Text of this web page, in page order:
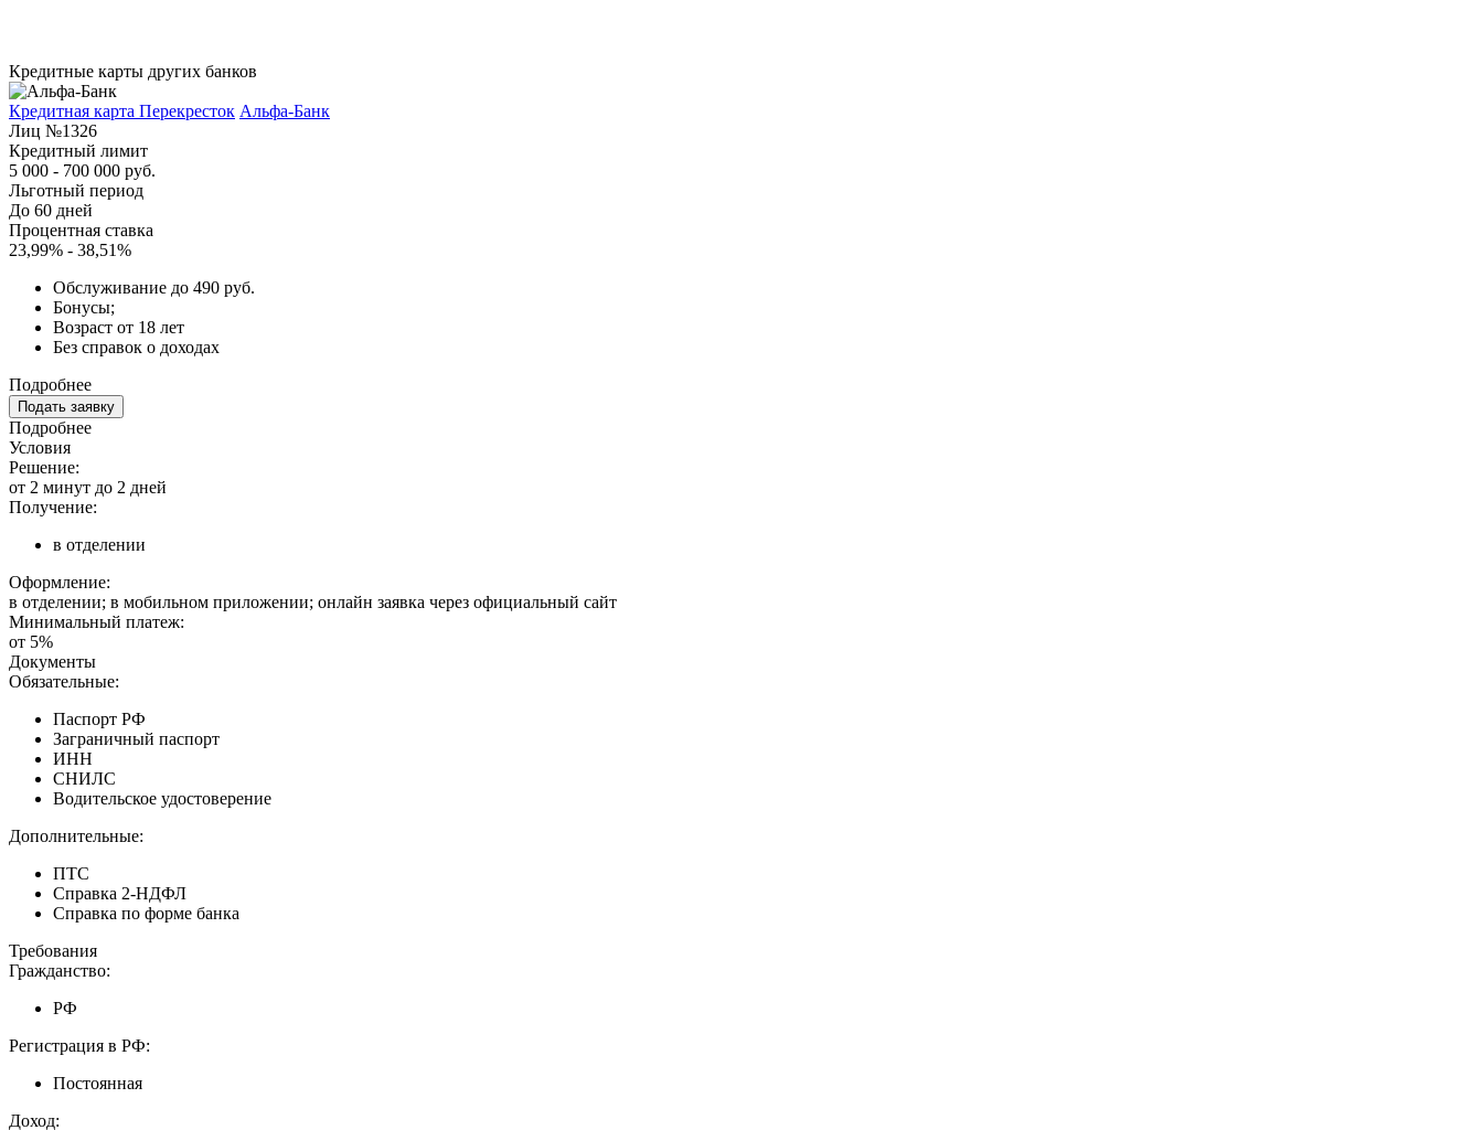
Кредитные карты других банков
Кредитная карта Перекресток Альфа-Банк
Лиц №1326
Кредитный лимит
5 000 - 700 000 руб.
Льготный период
До 60 дней
Процентная ставка
23,99% - 38,51%
Обслуживание до 490 руб.
Бонусы;
Возраст от 18 лет
Без справок о доходах
Подробнее
Подать заявку
Подробнее
Условия
Решение:
от 2 минут до 2 дней
Получение:
в отделении
Оформление:
в отделении; в мобильном приложении; онлайн заявка через официальный сайт
Минимальный платеж:
от 5%
Документы
Обязательные:
Паспорт РФ
Заграничный паспорт
ИНН
СНИЛС
Водительское удостоверение
Дополнительные:
ПТС
Справка 2-НДФЛ
Справка по форме банка
Требования
Гражданство:
РФ
Регистрация в РФ:
Постоянная
Доход: